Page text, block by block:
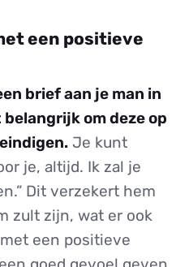
een positieve
brief aan je man in
om deze op
Je kunt
je, altijd. Ik zal je
Dit verzekert hem
zult zijn, wat er ook
een positieve